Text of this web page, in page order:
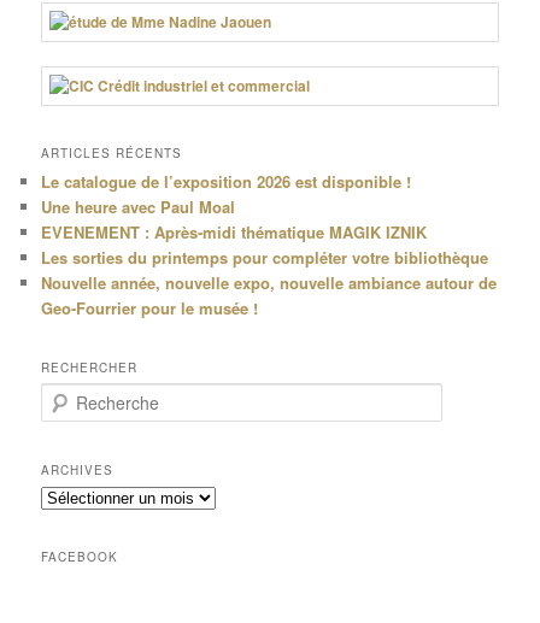
ARTICLES RÉCENTS
Le catalogue de l’exposition 2026 est disponible !
Une heure avec Paul Moal
EVENEMENT : Après-midi thématique MAGIK IZNIK
Les sorties du printemps pour compléter votre bibliothèque
Nouvelle année, nouvelle expo, nouvelle ambiance autour de
Geo-Fourrier pour le musée !
RECHERCHER
e
h
e
r
h
ARCHIVES
Archives
FACEBOOK